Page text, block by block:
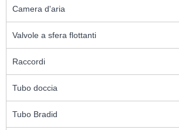
Camera d'aria
Valvole a sfera flottanti
Raccordi
Tubo doccia
Tubo Bradid